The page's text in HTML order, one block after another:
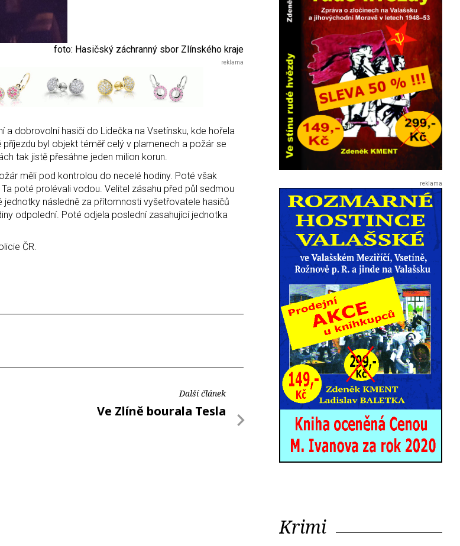
foto: Hasičský záchranný sbor Zlínského kraje
dobrovolní hasiči do Lidečka na Vsetínsku, kde hořela
byl objekt téměř celý v plamenech a požár se
tak jistě přesáhne jeden milion korun.
měli pod kontrolou do necelé hodiny. Poté však
poté prolévali vodou. Velitel zásahu před půl sedmou
následně za přítomnosti vyšetřovatele hasičů
odpolední. Poté odjela poslední zasahující jednotka
ČR.
Další článek
Ve Zlíně bourala Tesla
Krimi